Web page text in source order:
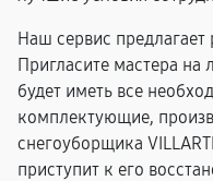
Наш сервис
Пригласите мастера
будет иметь все
комплектующие,
снегоуборщика
приступит к его